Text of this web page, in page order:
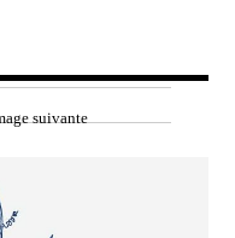
suivante